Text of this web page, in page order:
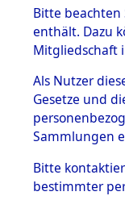
BESTÄNDE
1.
mente
5.
5.3
5.3.1
zu
Bitte beachten
enthält. Dazu
Mitgliedschaft
Als Nutzer
Gesetze und
Sammlungen
Bitte
bestimmter